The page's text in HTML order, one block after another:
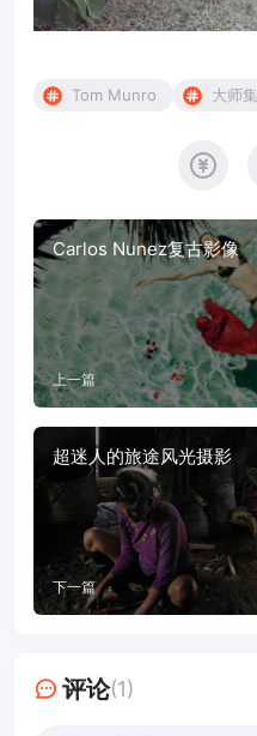
Tom Munro 大师集
Carlos Nunez复古影像
上一篇
超迷人的旅途风光摄影
下一篇
评论(1)